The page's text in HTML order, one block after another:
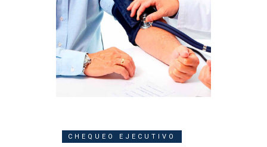
CHEQUEO EJECUTIVO